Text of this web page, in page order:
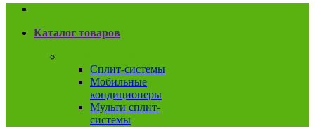
Каталог товаров
Сплит-системы
Мобильные
кондиционеры
Мульти сплит-
системы